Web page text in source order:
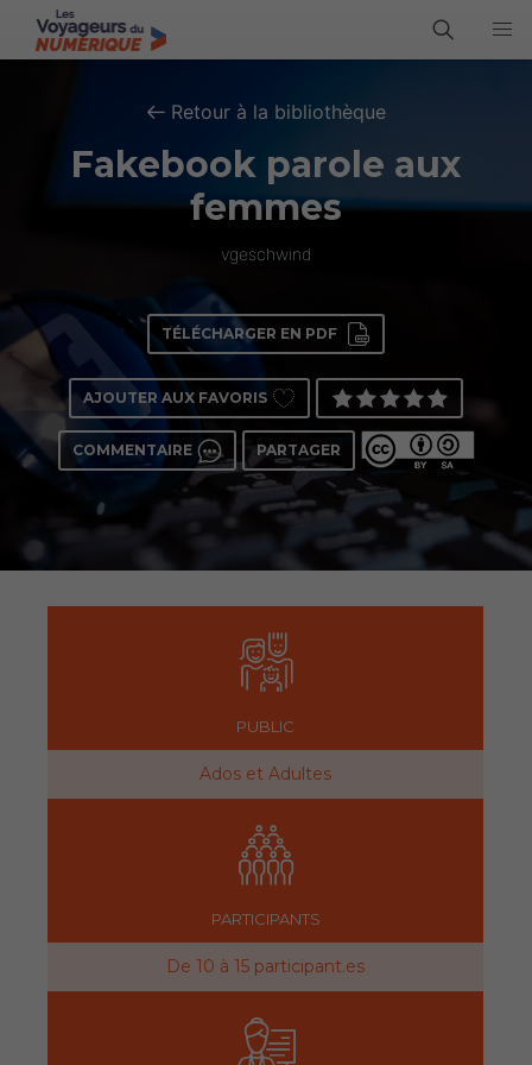
Retour à la bibliothèque
Fakebook parole aux
femmes
vgeschwind
TÉLÉCHARGER EN PDF
AJOUTER AUX FAVORIS
COMMENTAIRE PARTAGER
PUBLIC
Ados et Adultes
PARTICIPANTS
De 10 à 15 participant.es